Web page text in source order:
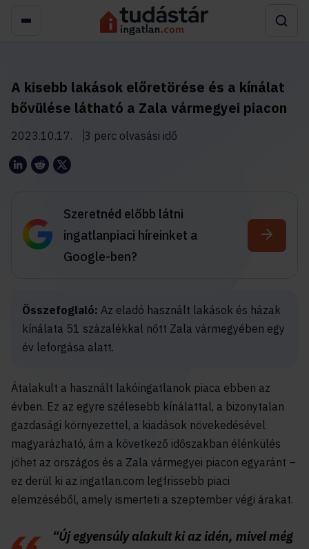
A kisebb lakások előretörése és a kínálat
bővülése látható a Zala vármegyei piacon
2023.10.17. 3 perc olvasási idő
Szeretnéd előbb látni
ingatlanpiaci híreinket a
Google-ben?
Összefoglaló: Az eladó használt lakások és házak
kínálata 51 százalékkal nőtt Zala vármegyében egy
év leforgása alatt.
Átalakult a használt lakóingatlanok piaca ebben az
évben. Ez az egyre szélesebb kínálattal, a bizonytalan
gazdasági környezettel, a kiadások növekedésével
magyarázható, ám a következő időszakban élénkülés
jöhet az országos és a Zala vármegyei piacon egyaránt –
ez derül ki az ingatlan.com legfrissebb piaci
elemzéséből, amely ismerteti a szeptember végi árakat.
“Új egyensúly alakult ki az idén, mivel még